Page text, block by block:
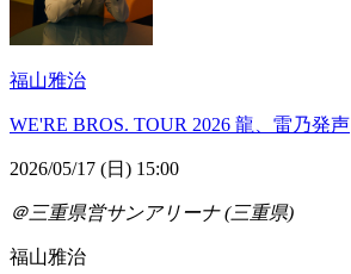
福山雅治
WE'RE BROS. TOUR 2026 龍、雷乃発声
2026/05/17 (日) 15:00
＠三重県営サンアリーナ (三重県)
福山雅治